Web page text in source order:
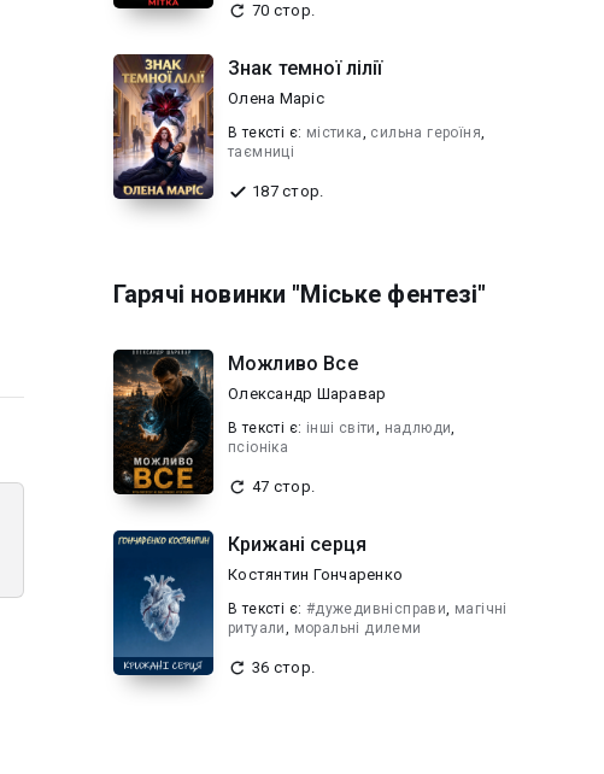
70 стор.
Знак темної лілії
Олена Маріс
В текcті є: містика, сильна героїня,
таємниці
187 стор.
Гарячі новинки "Міське фентезі"
Можливо Все
Олександр Шаравар
В текcті є: інші світи, надлюди,
псіоніка
47 стор.
Крижані серця
Костянтин Гончаренко
В текcті є: #дужедивнісправи, магічні
ритуали, моральні дилеми
36 стор.